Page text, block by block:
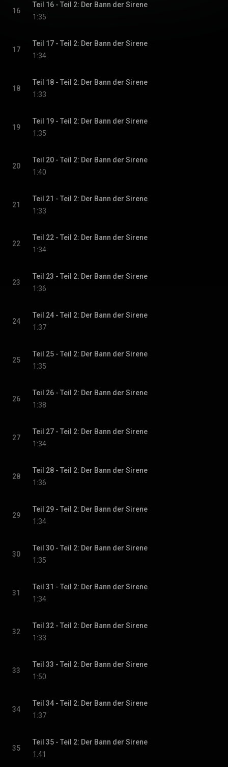
16
Teil 16 - Teil 2: Der Bann der Sirene
1:35
17
Teil 17 - Teil 2: Der Bann der Sirene
1:34
18
Teil 18 - Teil 2: Der Bann der Sirene
1:33
19
Teil 19 - Teil 2: Der Bann der Sirene
1:35
20
Teil 20 - Teil 2: Der Bann der Sirene
1:40
21
Teil 21 - Teil 2: Der Bann der Sirene
1:33
22
Teil 22 - Teil 2: Der Bann der Sirene
1:34
23
Teil 23 - Teil 2: Der Bann der Sirene
1:36
24
Teil 24 - Teil 2: Der Bann der Sirene
1:37
25
Teil 25 - Teil 2: Der Bann der Sirene
1:35
26
Teil 26 - Teil 2: Der Bann der Sirene
1:38
27
Teil 27 - Teil 2: Der Bann der Sirene
1:34
28
Teil 28 - Teil 2: Der Bann der Sirene
1:36
29
Teil 29 - Teil 2: Der Bann der Sirene
1:34
30
Teil 30 - Teil 2: Der Bann der Sirene
1:35
31
Teil 31 - Teil 2: Der Bann der Sirene
1:34
32
Teil 32 - Teil 2: Der Bann der Sirene
1:33
33
Teil 33 - Teil 2: Der Bann der Sirene
1:50
34
Teil 34 - Teil 2: Der Bann der Sirene
1:37
35
Teil 35 - Teil 2: Der Bann der Sirene
1:41